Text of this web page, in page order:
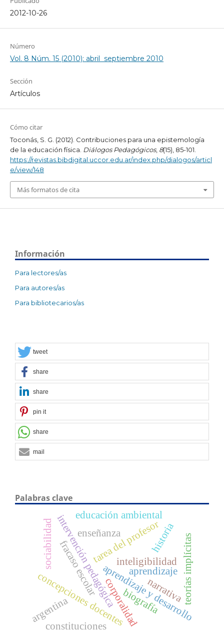
2012-10-26
Número
Vol. 8 Núm. 15 (2010): abril  septiembre 2010
Sección
Artículos
Cómo citar
Toconás, S. G. (2012). Contribuciones para una epistemología
de la educación física. Diálogos Pedagógicos, 8(15), 85-101.
https://revistas.bibdigital.uccor.edu.ar/index.php/dialogos/articl
e/view/148
Más formatos de cita
Información
Para lectores/as
Para autores/as
Para bibliotecarios/as
tweet
share
share
pin it
share
mail
Palabras clave
intervención pedagógicaaprendizaje y desarrollo
tarea del profesor
enseñanza teorías implícitas
concepciones docentes aprendizaje
fracaso escolar inteligibilidad
sociabilidad
corporalidadbiografíanarrativa
educación ambiental
argentina
historia
constituciones